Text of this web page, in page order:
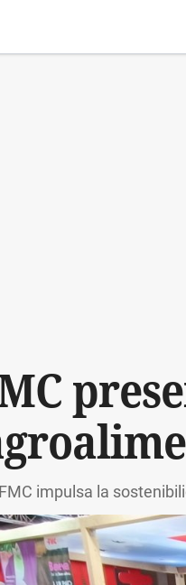
FMC impulsa la